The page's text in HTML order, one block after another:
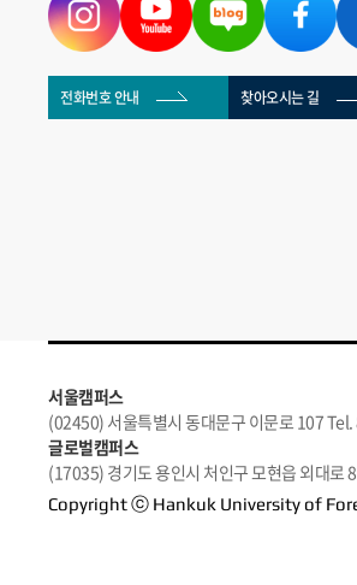
전화번호 안내 찾아오시는 길
서울캠퍼스
(02450) 서울특별시 동대문구 이문로 107
글로벌캠퍼스
(17035) 경기도 용인시 처인구 모현읍 외대
Copyright ⓒ Hankuk University of